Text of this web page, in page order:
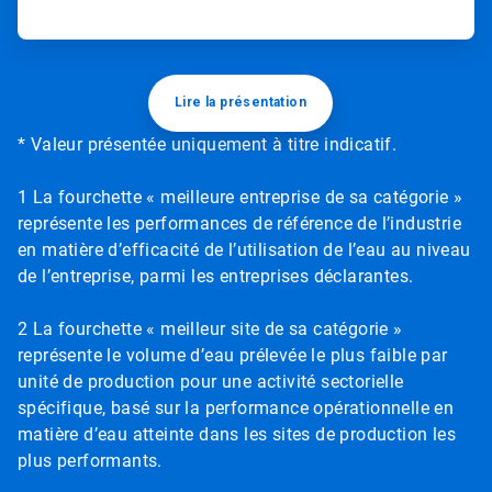
Lire la présentation
* Valeur présentée uniquement à titre indicatif.
1 La fourchette « meilleure entreprise de sa catégorie »
représente les performances de référence de l’industrie
en matière d’efficacité de l’utilisation de l’eau au niveau
de l’entreprise, parmi les entreprises déclarantes.
2 La fourchette « meilleur site de sa catégorie »
représente le volume d’eau prélevée le plus faible par
unité de production pour une activité sectorielle
spécifique, basé sur la performance opérationnelle en
matière d’eau atteinte dans les sites de production les
plus performants.